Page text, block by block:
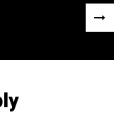
Next